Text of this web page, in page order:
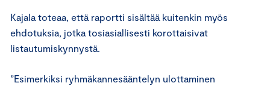
Kajala toteaa, että raportti sisältää kuitenkin myös
ehdotuksia, jotka tosiasiallisesti korottaisivat
listautumiskynnystä.
”Esimerkiksi ryhmäkannesääntelyn ulottaminen